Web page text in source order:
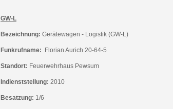
GW-L
Bezeichnung: Gerätewagen - Logistik (GW-L)
Funkrufname: Florian Aurich 20-64-5
Standort: Feuerwehrhaus Pewsum
Indienststellung: 2010
Besatzung: 1/6